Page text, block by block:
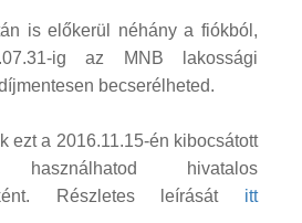
is előkerül néhány a fiókból,
ig az MNB lakossági
becserélheted.
ezt a 2016.11.15-én kibocsátott
használhatod hivatalos
Részletes leírását itt